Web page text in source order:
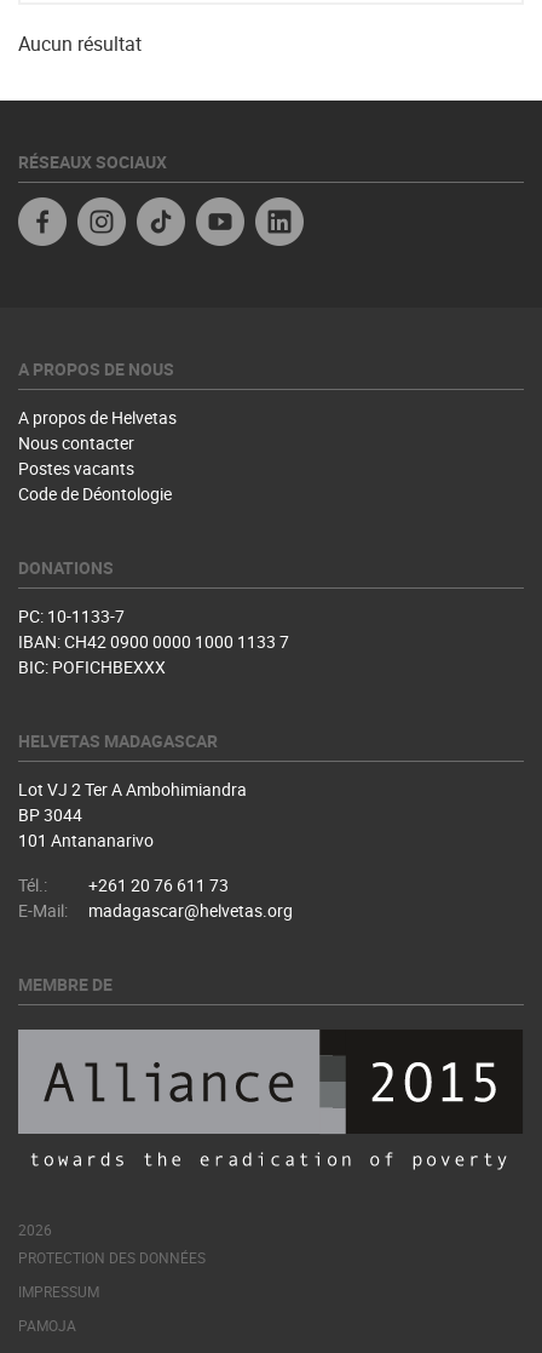
Aucun résultat
RÉSEAUX SOCIAUX
FacebookInstagramTikTok YouTube
A PROPOS DE NOUS
A propos de Helvetas
Nous contacter
Postes vacants
Code de Déontologie
DONATIONS
PC: 10-1133-7
IBAN: CH42 0900 0000 1000 1133 7
BIC: POFICHBEXXX
HELVETAS MADAGASCAR
Lot VJ 2 Ter A Ambohimiandra
BP 3044
101 Antananarivo
Tél.:
+261 20 76 611 73
E-Mail:
madagascar@helvetas.org
MEMBRE DE
2026
PROTECTION DES DONNÉES
IMPRESSUM
PAMOJA